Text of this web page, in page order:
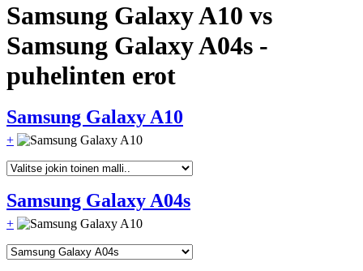
Samsung Galaxy A10 vs
Samsung Galaxy A04s -
puhelinten erot
Samsung Galaxy A10
+
Samsung Galaxy A04s
+